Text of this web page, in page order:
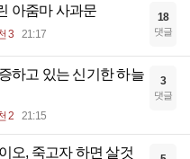
아줌마 사과문
3 21:17
18
댓글
하고 있는 신기한 하늘
2 21:15
3
댓글
오, 죽고자 하면 살것